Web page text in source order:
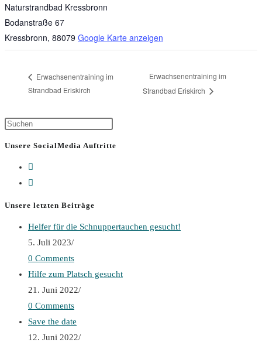
Naturstrandbad Kressbronn
Bodanstraße 67
Kressbronn, 88079 Google Karte anzeigen
Erwachsenentraining im
Strandbad Eriskirch
Erwachsenentraining im
Strandbad Eriskirch
Unsere SocialMedia Auftritte
Unsere letzten Beiträge
Helfer für die Schnuppertauchen gesucht!
5. Juli 2023/
0 Comments
Hilfe zum Platsch gesucht
21. Juni 2022/
0 Comments
Save the date
12. Juni 2022/